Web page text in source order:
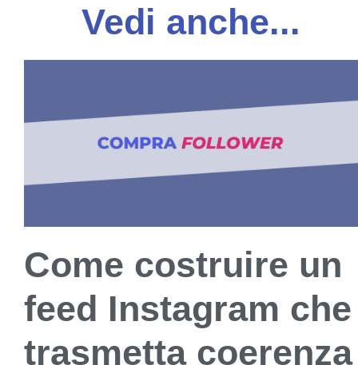
Vedi anche...
Come costruire un
feed Instagram che
trasmetta coerenza